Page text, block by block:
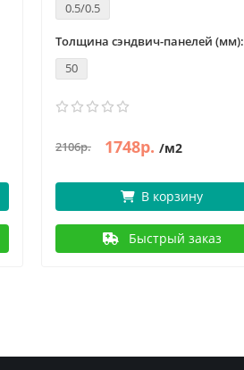
0.5/0.5
Толщина сэндвич-панелей (мм):
50
2106р. 1748р. /м2
В корзину
Быстрый заказ